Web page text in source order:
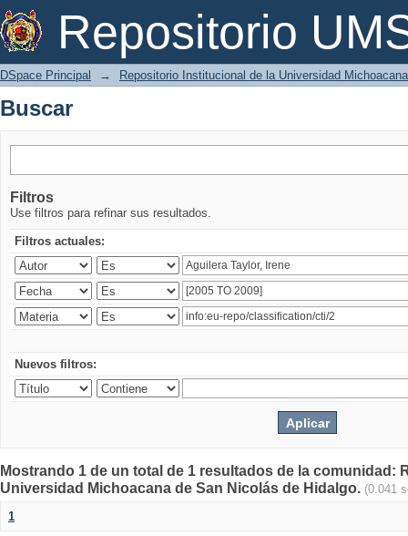
Repositorio
Buscar
DSpace Principal → Repositorio Institucional de la Universidad
Buscar
Filtros
Use filtros para refinar sus resultados.
Filtros actuales:
Nuevos filtros:
Mostrando 1 de un total de 1 resultados de la comunidad:
Universidad Michoacana de San Nicolás de Hidalgo. (0.041
1